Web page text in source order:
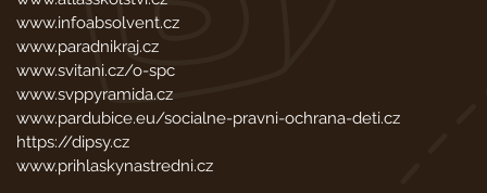
www.infoabsolvent.cz
www.paradnikraj.cz
www.svitani.cz/o-spc
www.svppyramida.cz
www.pardubice.eu/socialne-pravni-ochrana-deti.cz
https://dipsy.cz
www.prihlaskynastredni.cz